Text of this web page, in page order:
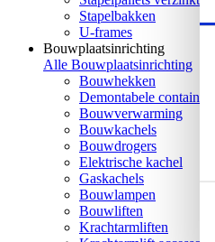
Stapelbakken
U-frames
Bouwplaatsinrichting
Alle Bouwplaatsinrichting
Bouwhekken
Demontabele containers
Bouwverwarming
Bouwkachels
Bouwdrogers
Elektrische kachel
Gaskachels
Bouwlampen
Bouwliften
Krachtarmliften